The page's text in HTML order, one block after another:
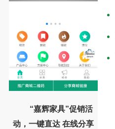
“嘉辉家具”促销活
动，一键直达 在线分享